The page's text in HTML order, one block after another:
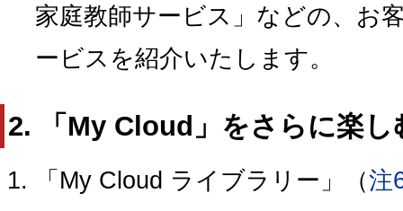
家庭教師サービス」などの、お
ービスを紹介いたします。
2. 「My Cloud」をさらに楽し
「My Cloud ライブラリー」（注